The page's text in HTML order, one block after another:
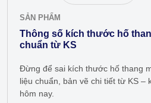
SẢN PHẨM
Thông số kích thước hố
chuẩn từ KS
Đừng để sai kích thước hố thang
liệu chuẩn, bản vẽ chi tiết từ KS –
hôm nay.